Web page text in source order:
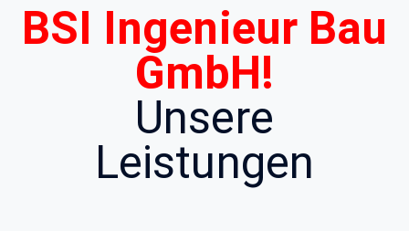
BSI Ingenieur Bau
GmbH!
Unsere
Leistungen